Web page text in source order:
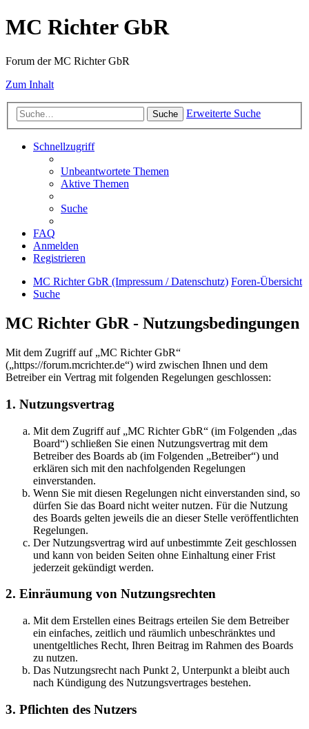
MC Richter GbR
Forum der MC Richter GbR
Zum Inhalt
Suche Erweiterte Suche
Schnellzugriff
Unbeantwortete Themen
Aktive Themen
Suche
FAQ
Anmelden
Registrieren
MC Richter GbR (Impressum / Datenschutz) Foren-Übersicht
Suche
MC Richter GbR - Nutzungsbedingungen
Mit dem Zugriff auf „MC Richter GbR“
(„https://forum.mcrichter.de“) wird zwischen Ihnen und dem
Betreiber ein Vertrag mit folgenden Regelungen geschlossen:
1. Nutzungsvertrag
Mit dem Zugriff auf „MC Richter GbR“ (im Folgenden „das
Board“) schließen Sie einen Nutzungsvertrag mit dem
Betreiber des Boards ab (im Folgenden „Betreiber“) und
erklären sich mit den nachfolgenden Regelungen
einverstanden.
Wenn Sie mit diesen Regelungen nicht einverstanden sind, so
dürfen Sie das Board nicht weiter nutzen. Für die Nutzung
des Boards gelten jeweils die an dieser Stelle veröffentlichten
Regelungen.
Der Nutzungsvertrag wird auf unbestimmte Zeit geschlossen
und kann von beiden Seiten ohne Einhaltung einer Frist
jederzeit gekündigt werden.
2. Einräumung von Nutzungsrechten
Mit dem Erstellen eines Beitrags erteilen Sie dem Betreiber
ein einfaches, zeitlich und räumlich unbeschränktes und
unentgeltliches Recht, Ihren Beitrag im Rahmen des Boards
zu nutzen.
Das Nutzungsrecht nach Punkt 2, Unterpunkt a bleibt auch
nach Kündigung des Nutzungsvertrages bestehen.
3. Pflichten des Nutzers